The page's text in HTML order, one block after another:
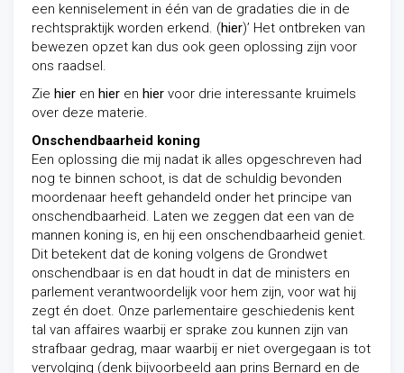
een kenniselement in één van de gradaties die in de
rechtspraktijk worden erkend. (hier)’ Het ontbreken van
bewezen opzet kan dus ook geen oplossing zijn voor
ons raadsel.
Zie hier en hier en hier voor drie interessante kruimels
over deze materie.
Onschendbaarheid koning
Een oplossing die mij nadat ik alles opgeschreven had
nog te binnen schoot, is dat de schuldig bevonden
moordenaar heeft gehandeld onder het principe van
onschendbaarheid. Laten we zeggen dat een van de
mannen koning is, en hij een onschendbaarheid geniet.
Dit betekent dat de koning volgens de Grondwet
onschendbaar is en dat houdt in dat de ministers en
parlement verantwoordelijk voor hem zijn, voor wat hij
zegt én doet. Onze parlementaire geschiedenis kent
tal van affaires waarbij er sprake zou kunnen zijn van
strafbaar gedrag, maar waarbij er niet overgegaan is tot
vervolging (denk bijvoorbeeld aan prins Bernard en de